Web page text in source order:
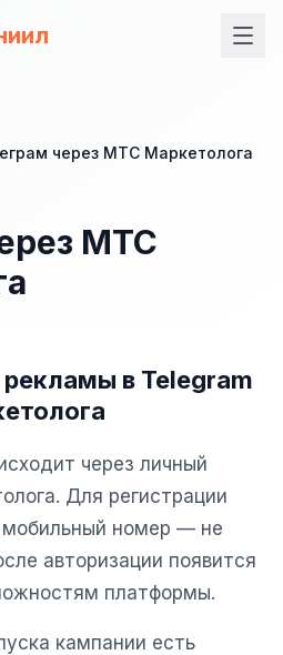
через МТС Маркетолога
МТС
в Telegram
через личный
Для регистрации
номер — не
авторизации появится
платформы.
кампании есть